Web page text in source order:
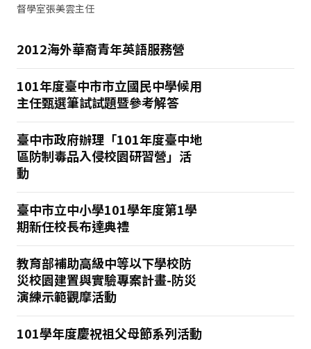
督學室張美雲主任
2012海外華裔青年英語服務營
101年度臺中市市立國民中學候用
主任甄選筆試試題暨參考解答
臺中市政府辦理「101年度臺中地
區防制毒品入侵校園研習營」活
動
臺中市立中小學101學年度第1學
期新任校長布達典禮
教育部補助高級中等以下學校防
災校園建置與實驗專案計畫-防災
演練示範觀摩活動
101學年度慶祝祖父母節系列活動